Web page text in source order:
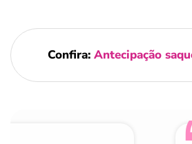
Confira: Antecipação